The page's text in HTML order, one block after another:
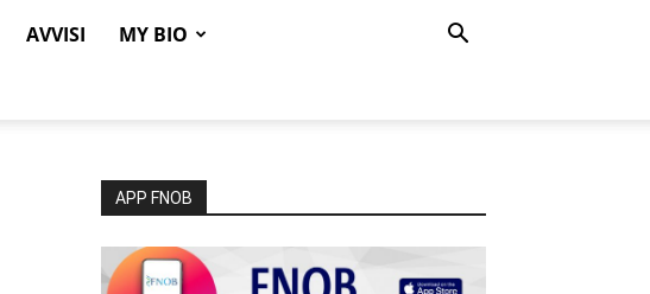
AVVISI MY BIO
APP FNOB